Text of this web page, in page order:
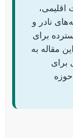
اقلیمی،
نادر و
برای
مقاله به
برای